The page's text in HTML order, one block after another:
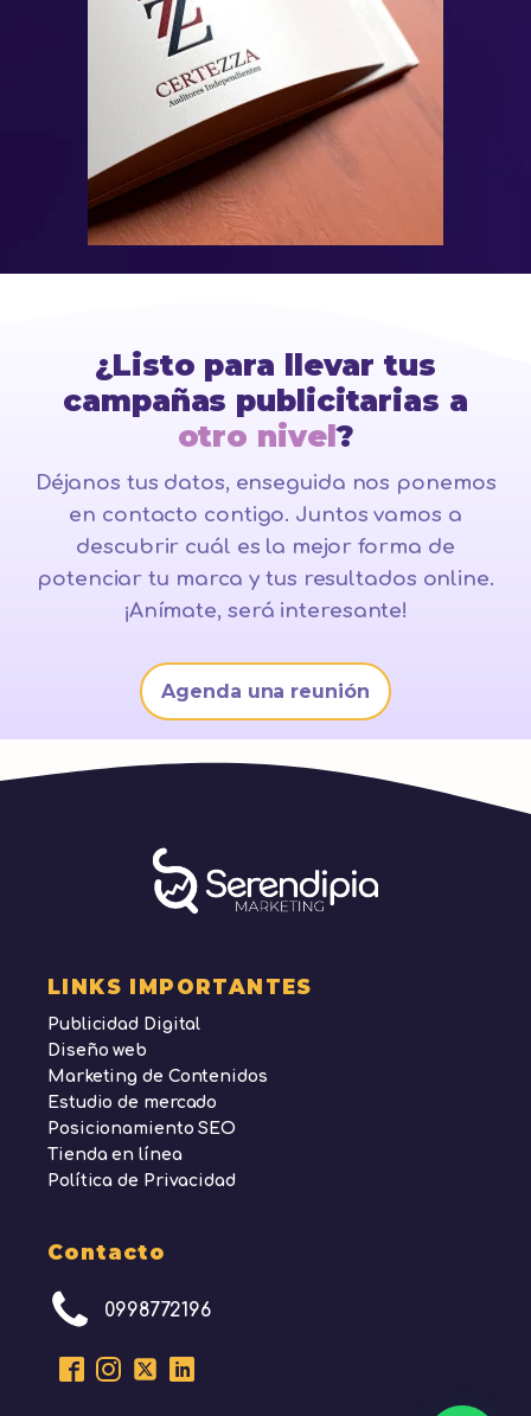
¿Listo para llevar tus
campañas publicitarias a
otro nivel?
Déjanos tus datos, enseguida nos ponemos
en contacto contigo. Juntos vamos a
descubrir cuál es la mejor forma de
potenciar tu marca y tus resultados online.
¡Anímate, será interesante!
Agenda una reunión
LINKS IMPORTANTES
Publicidad Digital
Diseño web
Marketing de Contenidos
Estudio de mercado
Posicionamiento SEO
Tienda en línea
Política de Privacidad
Contacto
0998772196